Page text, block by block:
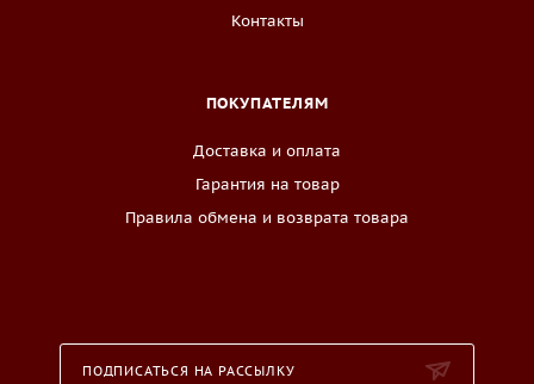
Контакты
ПОКУПАТЕЛЯМ
Доставка и оплата
Гарантия на товар
Правила обмена и возврата товара
ПОДПИСАТЬСЯ НА РАССЫЛКУ